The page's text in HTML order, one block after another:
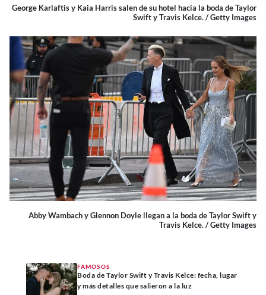
George Karlaftis y Kaia Harris salen de su hotel hacia la boda de Taylor
Swift y Travis Kelce. / Getty Images
Abby Wambach y Glennon Doyle llegan a la boda de Taylor Swift y
Travis Kelce. / Getty Images
FAMOSOS
Boda de Taylor Swift y Travis Kelce: fecha, lugar
y más detalles que salieron a la luz